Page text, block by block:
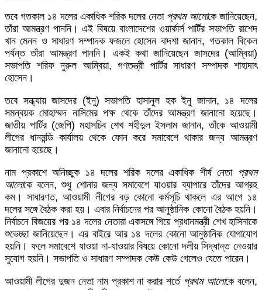
তবে গতকাল ১৪ দলের একাধিক শরিক দলের নেতা প্রথম আলোকে জানিয়েছেন,
তাঁরা আমন্ত্রণ পাননি। এই বিষয়ে বাংলাদেশের ওয়ার্কার্স পার্টির সভাপতি রাশেদ
খান মেনন ও সাধারণ সম্পাদক ফজলে হোসেন বাদশা জানান, গতকাল বিকেল
পর্যন্ত তাঁরা আমন্ত্রণ পাননি। একই কথা জানিয়েছেন জাসদের (আম্বিয়া)
সভাপতি শরিফ নুরুল আম্বিয়া, গণতন্ত্রী পার্টির সাধারণ সম্পাদক শাহাদাৎ
হোসেন।
তবে সন্ধ্যায় জাসদের (ইনু) সভাপতি হাসানুল হক ইনু জানান, ১৪ দলের
সমন্বয়ক মোহাম্মদ নাসিমের পক্ষ থেকে তাঁদের আমন্ত্রণ জানানো হয়েছে।
জাতীয় পার্টির (জেপি) মহাসচিব শেখ শহীদুল ইসলাম জানান, তাঁকে আওয়ামী
লীগের ধানমন্ডি কার্যালয় থেকে ফোন করে সমাবেশে থাকার জন্য আমন্ত্রণ
জানানো হয়েছে।
নাম প্রকাশে অনিচ্ছুক ১৪ দলের শরিক দলের একাধিক শীর্ষ নেতা প্রথম
আলোকে বলেন, শুধু শোনার জন্য সমাবেশে যাওয়ার ব্যাপারে তাঁদের আগ্রহ
কম। সাধারণত, আওয়ামী লীগের বড় কোনো কর্মসূচি থাকলে এর আগে ১৪
দলের সঙ্গে বৈঠক করা হয়। এবার নির্বাচনের পর আনুষ্ঠানিক কোনো বৈঠক হয়নি।
নির্বাচনে বিজয়ের পর ১৪ দলের নেতারা একসঙ্গে গিয়ে প্রধানমন্ত্রী শেখ হাসিনাকে
শুভেচ্ছা জানিয়েছেন। এর বাইরে আর ১৪ দলের কোনো আনুষ্ঠানিক যোগাযোগ
হয়নি। ফলে সমাবেশে যাওয়া না-যাওয়ার বিষয়ে কোনো দলীয় সিদ্ধান্ত নেওয়ার
সুযোগ হয়নি। সভাপতি ও সাধারণ সম্পাদক কেউ কেউ গেলেও যেতে পারেন।
আওয়ামী লীগের দুজন নেতা নাম প্রকাশ না করার শর্তে প্রথম আলোকে বলেন,